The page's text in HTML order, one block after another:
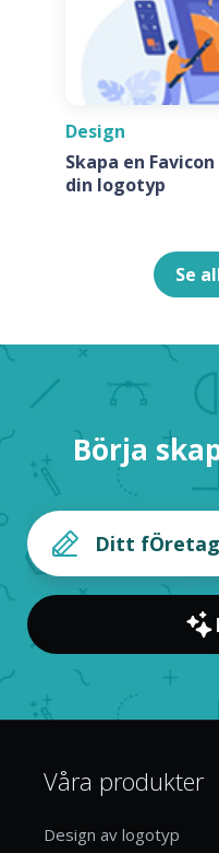
Design
Skapa en
din logotyp
Se
Börja
Våra produkter
Design av logotyp